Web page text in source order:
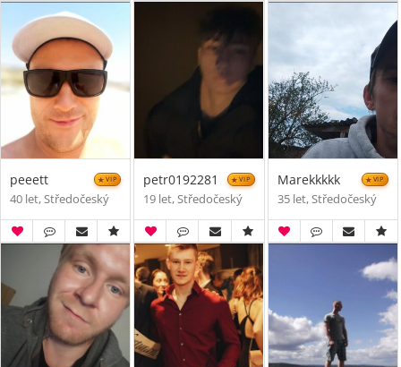
peeett VIP
40 let, Středočeský
petr0192281 VIP
19 let, Středočeský
Marekkkkk VIP
35 let, Středočeský